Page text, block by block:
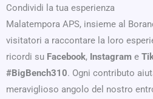
Condividi la tua esperienza
Malatempora APS, insieme al
visitatori a raccontare la loro
ricordi su Facebook, Instagram e
#BigBench310. Ogni contributo
meraviglioso angolo del nostro